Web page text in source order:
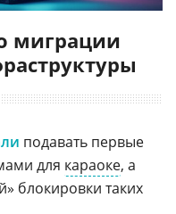
миграции
подавать первые
для караоке, а
блокировки таких